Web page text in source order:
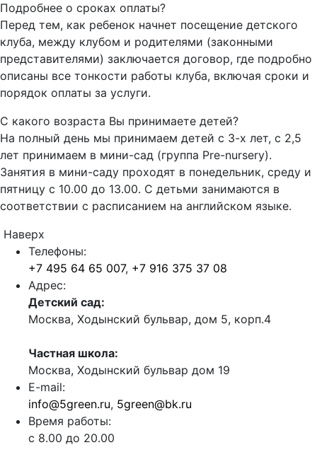
Подробнее о сроках оплаты?
Перед тем, как ребенок начнет посещение детского
клуба, между клубом и родителями (законными
представителями) заключается договор, где подробно
описаны все тонкости работы клуба, включая сроки и
порядок оплаты за услуги.
С какого возраста Вы принимаете детей?
На полный день мы принимаем детей с 3-х лет, с 2,5
лет принимаем в мини-сад (группа Pre-nursery).
Занятия в мини-саду проходят в понедельник, среду и
пятницу с 10.00 до 13.00. С детьми занимаются в
соответствии с расписанием на английском языке.
Наверх
Телефоны:
+7 495 64 65 007, +7 916 375 37 08
Адрес:
Детский сад:
Москва, Ходынский бульвар, дом 5, корп.4
Частная школа:
Москва, Ходынский бульвар дом 19
E-mail:
info@5green.ru, 5green@bk.ru
Время работы:
с 8.00 до 20.00